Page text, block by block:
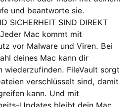
und beantworte sie.
SICHERHEIT SIND DIREKT
Mac kommt mit
vor Malware und Viren. Bei
deines Mac kann dir
wiederzufinden. FileVault sorgt
verschlüsselt sind, damit
kann. Und mit